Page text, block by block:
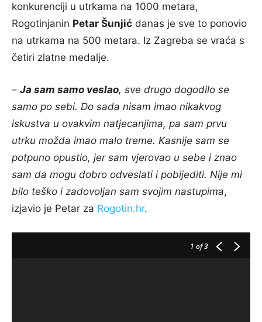
konkurenciji u utrkama na 1000 metara,
Rogotinjanin Petar Šunjić danas je sve to ponovio
na utrkama na 500 metara. Iz Zagreba se vraća s
četiri zlatne medalje.
– Ja sam samo veslao, sve drugo dogodilo se
samo po sebi. Do sada nisam imao nikakvog
iskustva u ovakvim natjecanjima, pa sam prvu
utrku možda imao malo treme. Kasnije sam se
potpuno opustio, jer sam vjerovao u sebe i znao
sam da mogu dobro odveslati i pobijediti. Nije mi
bilo teško i zadovoljan sam svojim nastupima,
izjavio je Petar za Rogotin.hr.
1 of 3